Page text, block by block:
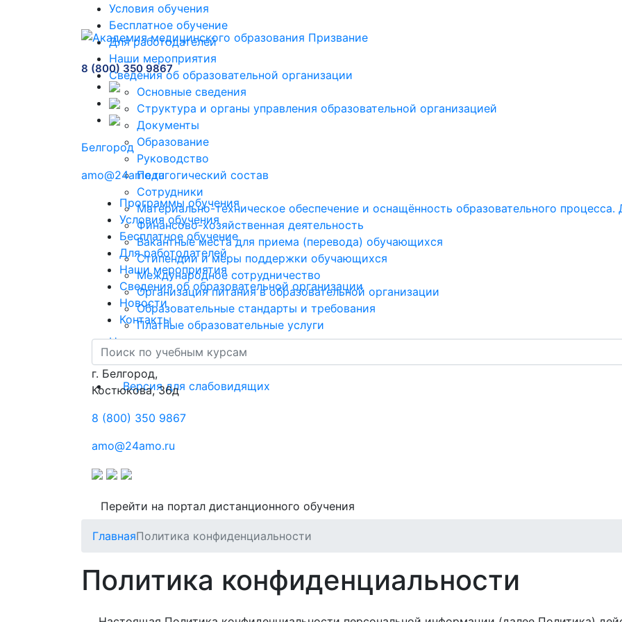
Условия обучения
Бесплатное обучение
Для работодателей
Наши мероприятия
Сведения об образовательной организации
Основные сведения
Структура и органы управления образовательной организацией
Документы
Образование
Руководство
Педагогический состав
Сотрудники
Материально-техническое обеспечение и оснащённость образовательного процесса.
Финансово-хозяйственная деятельность
Вакантные места для приема (перевода) обучающихся
Стипендии и меры поддержки обучающихся
Международное сотрудничество
Организация питания в образовательной организации
Образовательные стандарты и требования
Платные образовательные услуги
Новости
Контакты
Версия для слабовидящих
8 (800) 350 9867
Белгород
amo@24amo.ru
Программы обучения
Условия обучения
Бесплатное обучение
Для работодателей
Наши мероприятия
Сведения об образовательной организации
Новости
Контакты
г. Белгород,
Костюкова, 36д
8 (800) 350 9867
amo@24amo.ru
Перейти на портал дистанционного обучения
ГлавнаяПолитика конфиденциальности
Политика конфиденциальности